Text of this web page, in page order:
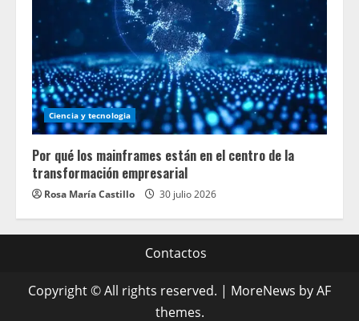
Ciencia y tecnologia
Por qué los mainframes están en el centro de la
transformación empresarial
Rosa María Castillo 30 julio 2026
Contactos
Copyright © All rights reserved. | MoreNews by AF
themes.